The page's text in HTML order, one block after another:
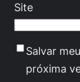
Site
Salvar
próxima